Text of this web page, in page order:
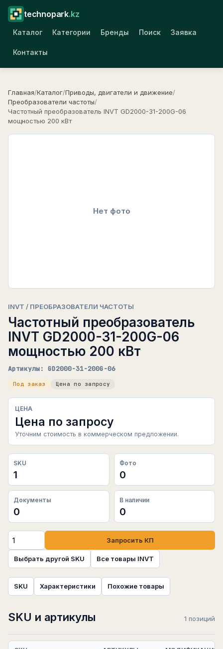
technopark.kz
Каталог Категории Бренды Поиск Заявка
Контакты
Главная/Каталог/Приводы, двигатели и движение/
Преобразователи частоты/
Частотный преобразователь INVT GD2000-31-200G-06
мощностью 200 кВт
Нет фото
INVT / ПРЕОБРАЗОВАТЕЛИ ЧАСТОТЫ
Частотный преобразователь
INVT GD2000-31-200G-06
мощностью 200 кВт
Артикулы: GD2000-31-200G-06
Под заказ Цена по запросу
ЦЕНА
Цена по запросу
Уточним стоимость в коммерческом предложении.
SKU
1
Фото
0
Документы
0
В наличии
0
Запросить КП
Выбрать другой SKU Все товары INVT
SKU Характеристики Похожие товары
SKU и артикулы 1 позиций